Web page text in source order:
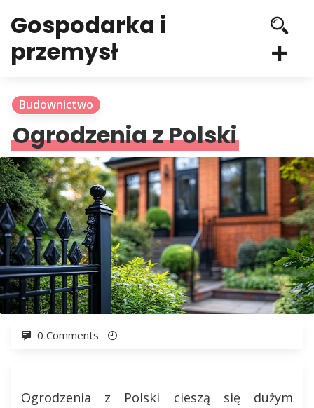
Gospodarka i
przemysł
Budownictwo
Ogrodzenia z Polski
0 Comments
Ogrodzenia z Polski cieszą się dużym